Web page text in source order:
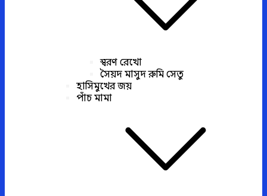
স্বরণ রেখো
সৈয়দ মাসুদ রুমি সেতু
হাসিমুখের জয়
পাঁচ মামা